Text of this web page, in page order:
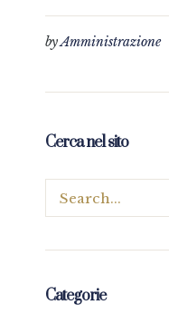
byAmministrazione
Cerca nel sito
Categorie